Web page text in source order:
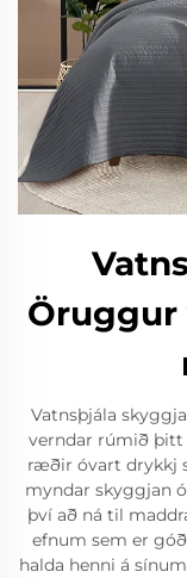
Vatnsþjála
verndar rúmið
ræðir óvart drykkj
myndar skyggjan
því að ná til
efnum sem er
halda henni á